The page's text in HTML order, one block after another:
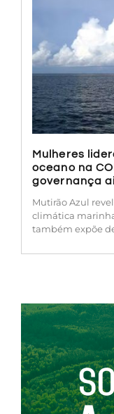
Mulheres
oceano na
governança
Mutirão Azul
climática
também expõe